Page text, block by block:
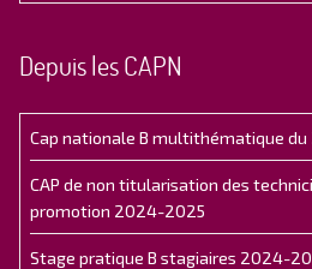
Depuis les CAPN
Cap nationale B multithématique
CAP de non titularisation des
promotion 2024-2025
Stage pratique B stagiaires 2024-